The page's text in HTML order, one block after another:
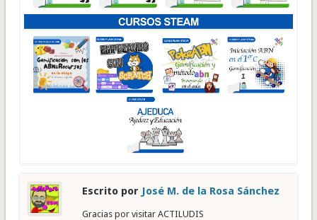
Escrito por José M. de la Rosa Sánchez
Gracias por visitar ACTILUDIS